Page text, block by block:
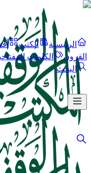
الرئيسية الكتب
القرون
الكلمات
البحث